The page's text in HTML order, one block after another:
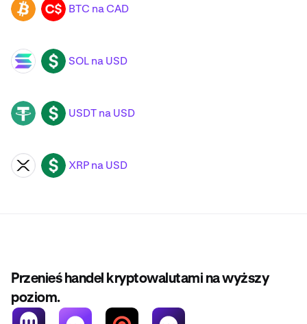
BTC CAD BTC na CAD
SOL USD SOL na USD
USDT USD USDT na USD
XRP USD XRP na USD
Przenieś handel kryptowalutami na wyższy
poziom.